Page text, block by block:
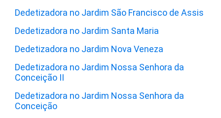
Dedetizadora no Jardim São Francisco de Assis
Dedetizadora no Jardim Santa Maria
Dedetizadora no Jardim Nova Veneza
Dedetizadora no Jardim Nossa Senhora da
Conceição II
Dedetizadora no Jardim Nossa Senhora da
Conceição